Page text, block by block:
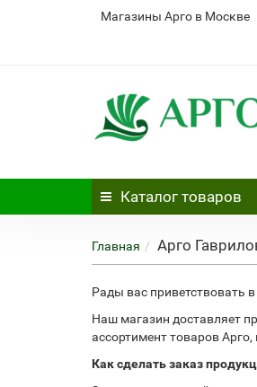
Магазины Арго в Москве
Каталог товаров
Главная Арго
Рады вас приветствовать
Наш магазин доставляет
ассортимент товаров
Как сделать заказ